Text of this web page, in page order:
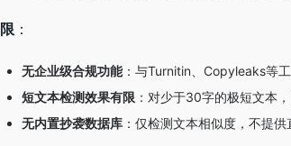
：
无企业级合规功能：与Turnitin、Copyleaks等
短文本检测效果有限 ：对少于30字的极短文本
无内置抄袭数据库 ：仅检测文本相似度，不提